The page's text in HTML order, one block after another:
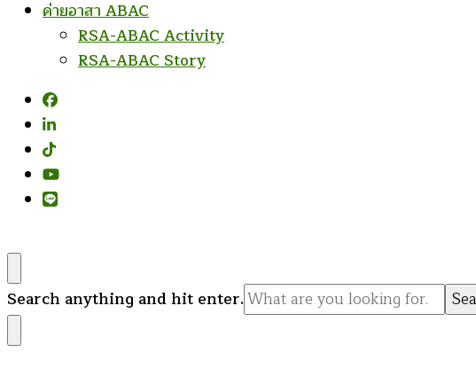
ค่ายอาสา ABAC
RSA-ABAC Activity
RSA-ABAC Story
Looking
for
Something?
Search anything and hit enter.